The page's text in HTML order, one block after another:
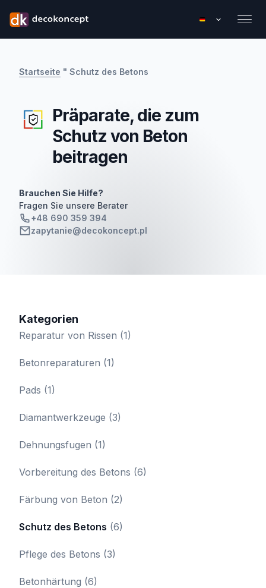
Startseite " Schutz des Betons
Präparate, die zum
Schutz von Beton
beitragen
Brauchen Sie Hilfe?
Fragen Sie unsere Berater
+48 690 359 394
zapytanie@decokoncept.pl
Kategorien
Reparatur von Rissen (1)
Betonreparaturen (1)
Pads (1)
Diamantwerkzeuge (3)
Dehnungsfugen (1)
Vorbereitung des Betons (6)
Färbung von Beton (2)
Schutz des Betons (6)
Pflege des Betons (3)
Betonhärtung (6)